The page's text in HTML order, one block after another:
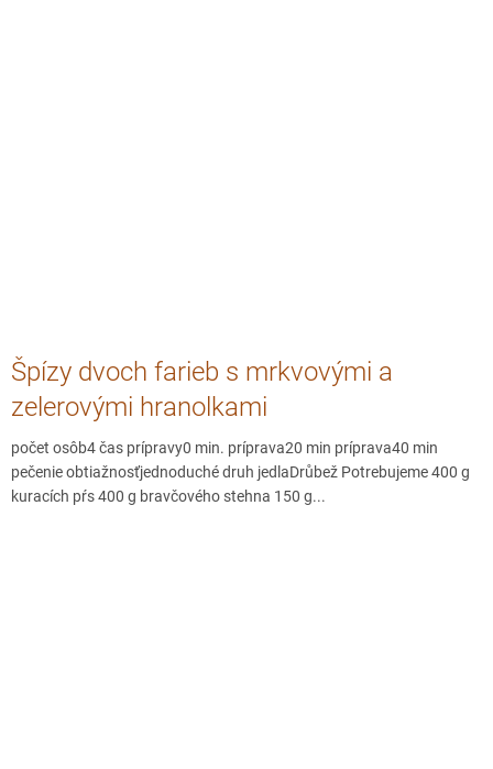
Špízy dvoch farieb s mrkvovými a
zelerovými hranolkami
počet osôb4 čas prípravy0 min. príprava20 min príprava40 min
pečenie obtiažnosťjednoduché druh jedlaDrůbež Potrebujeme 400 g
kuracích pŕs 400 g bravčového stehna 150 g...